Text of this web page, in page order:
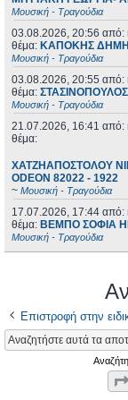
Μουσική - Τραγούδια
03.08.2026, 20:56 από:
θέμα: ΚΑΠΟΚΗΣ
Μουσική - Τραγούδια
03.08.2026, 20:55 από:
θέμα: ΣΤΑΣΙΝΟΠΟΥΛΟΣ
Μουσική - Τραγούδια
21.07.2026, 16:41 από:
θέμα:
ΧΑΤΖΗΑΠΟΣΤΟΛΟΥ
ODEON 82022 - 1922
~ Μουσική - Τραγούδια
17.07.2026, 17:44 από:
θέμα: ΒΕΜΠΟ ΣΟΦΙΑ
Μουσική - Τραγούδια
Επιστροφή στην